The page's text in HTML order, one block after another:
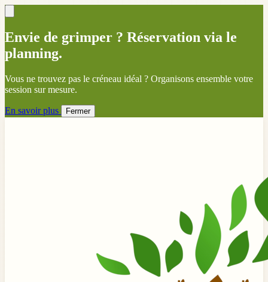
Envie de grimper ? Réservation via le
planning.
Vous ne trouvez pas le créneau idéal ? Organisons ensemble votre
session sur mesure.
En savoir plus Fermer